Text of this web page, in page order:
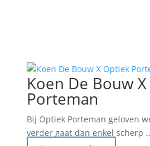
Koen De Bouw
Porteman
Bij Optiek Porteman geloven
verder gaat dan enkel scherp